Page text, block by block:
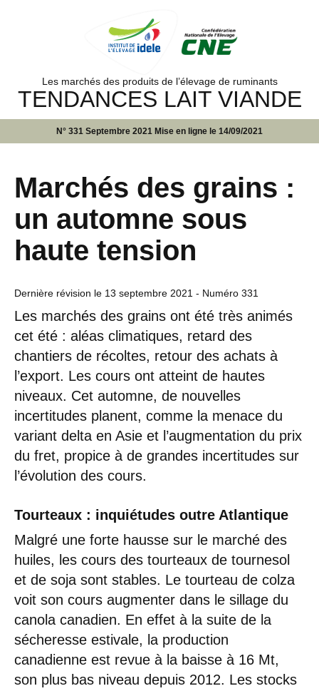
Les marchés des produits de l’élevage de ruminants
TENDANCES LAIT VIANDE
N° 331 Septembre 2021 Mise en ligne le 14/09/2021
Marchés des grains :
un automne sous
haute tension
Dernière révision le 13 septembre 2021 - Numéro 331
Les marchés des grains ont été très animés
cet été : aléas climatiques, retard des
chantiers de récoltes, retour des achats à
l’export. Les cours ont atteint de hautes
niveaux. Cet automne, de nouvelles
incertitudes planent, comme la menace du
variant delta en Asie et l’augmentation du prix
du fret, propice à de grandes incertitudes sur
l’évolution des cours.
Tourteaux : inquiétudes outre Atlantique
Malgré une forte hausse sur le marché des
huiles, les cours des tourteaux de tournesol
et de soja sont stables. Le tourteau de colza
voit son cours augmenter dans le sillage du
canola canadien. En effet à la suite de la
sécheresse estivale, la production
canadienne est revue à la baisse à 16 Mt,
son plus bas niveau depuis 2012. Les stocks